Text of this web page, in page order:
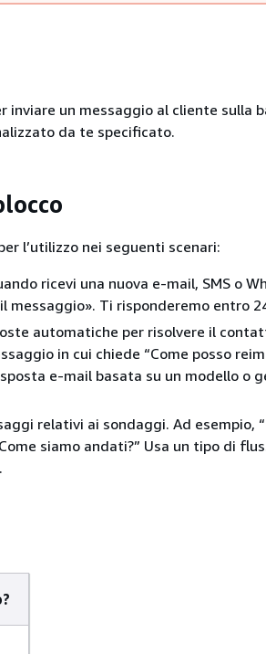
inviare un messaggio al cliente sulla
da te specificato.
l’utilizzo nei seguenti scenari:
ricevi una nuova e-mail, SMS o
messaggio». Ti risponderemo entro
automatiche per risolvere il
in cui chiede “Come posso
e-mail basata su un modello o
relativi ai sondaggi. Ad esempio,
siamo andati?” Usa un tipo di